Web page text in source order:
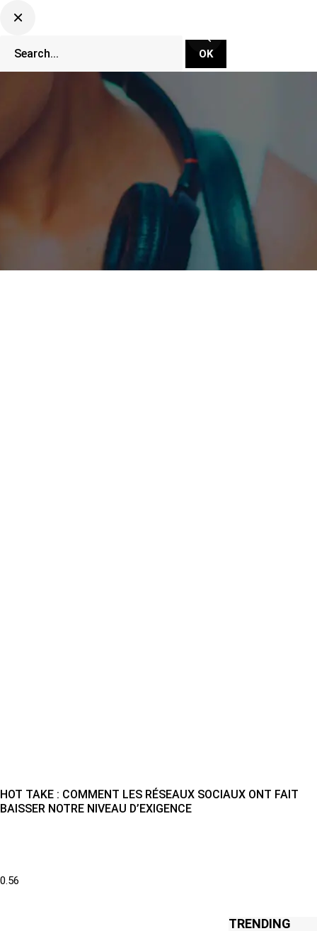
CLUBBING TV NETWORK
HOT TAKE : COMMENT LES RÉSEAUX SOCIAUX ONT FAIT
BAISSER NOTRE NIVEAU D’EXIGENCE
TRENDING